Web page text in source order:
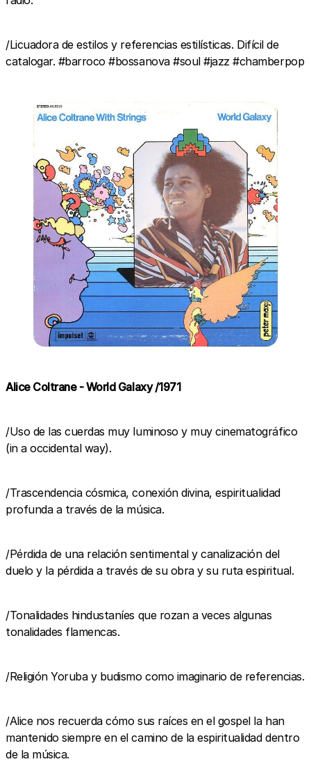
/Licuadora de estilos y referencias estilísticas. Difícil de
catalogar. #barroco #bossanova #soul #jazz #chamberpop
Alice Coltrane - World Galaxy /1971
/Uso de las cuerdas muy luminoso y muy cinematográfico
(in a occidental way).
/Trascendencia cósmica, conexión divina, espiritualidad
profunda a través de la música.
/Pérdida de una relación sentimental y canalización del
duelo y la pérdida a través de su obra y su ruta espiritual.
/Tonalidades hindustaníes que rozan a veces algunas
tonalidades flamencas.
/Religión Yoruba y budismo como imaginario de referencias.
/Alice nos recuerda cómo sus raíces en el gospel la han
mantenido siempre en el camino de la espiritualidad dentro
de la música.